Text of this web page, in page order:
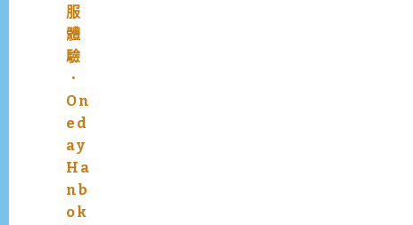
雞
、
年
糕
吃
到
了
～
當
然
服
體
驗
．
On
ed
ay
Ha
nb
ok